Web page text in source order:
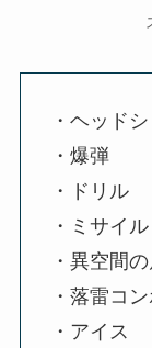
・ヘッド
・爆弾
・ドリル
・ミサイル
・異空間
・落雷コ
・アイス